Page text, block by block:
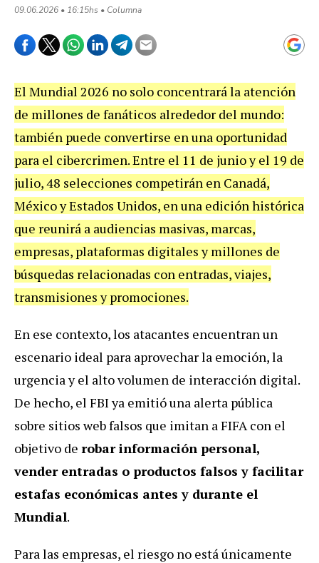
09.06.2026 • 16:15hs • Columna
El Mundial 2026 no solo concentrará la atención
de millones de fanáticos alrededor del mundo:
también puede convertirse en una oportunidad
para el cibercrimen. Entre el 11 de junio y el 19 de
julio, 48 selecciones competirán en Canadá,
México y Estados Unidos, en una edición histórica
que reunirá a audiencias masivas, marcas,
empresas, plataformas digitales y millones de
búsquedas relacionadas con entradas, viajes,
transmisiones y promociones.
En ese contexto, los atacantes encuentran un
escenario ideal para aprovechar la emoción, la
urgencia y el alto volumen de interacción digital.
De hecho, el FBI ya emitió una alerta pública
sobre sitios web falsos que imitan a FIFA con el
objetivo de robar información personal,
vender entradas o productos falsos y facilitar
estafas económicas antes y durante el
Mundial.
Para las empresas, el riesgo no está únicamente